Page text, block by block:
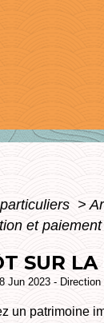
>
et paiement
SUR
Jun 2023 -
un patrimoine